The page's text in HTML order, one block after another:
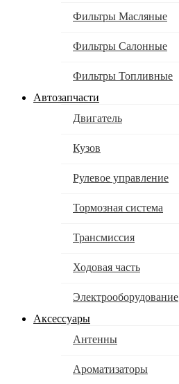
Фильтры Масляные
Фильтры Салонные
Фильтры Топливные
Автозапчасти
Двигатель
Кузов
Рулевое управление
Тормозная система
Трансмиссия
Ходовая часть
Электрооборудование
Аксессуары
Антенны
Ароматизаторы